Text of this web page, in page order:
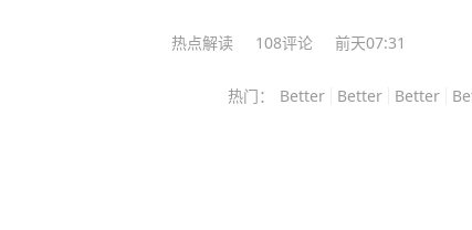
望。 2017年5月2日，浙江省造血干细胞捐献者资料库管理中
抗争。 许艾菲只考虑了一天，就告诉父母：自己愿意捐，她后
热点解读 108评论 前天07:31
热门： Better Better Better